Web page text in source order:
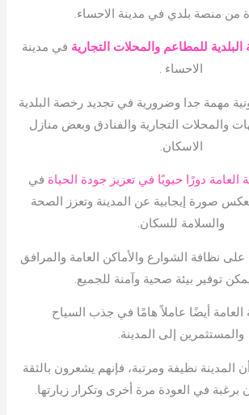
من منصة بلدي في مدينة الاحساء.
للمطاعم والمحلات التجارية في مدينة
الاحساء .
مهمة جدا وضرورية في تجديد رخصة البلدية
والمحلات التجارية والفنادق وبعض منازل
الاسكان.
العامة دورًا حيويًا في تعزيز جودة الحياة في
صورة إيجابية عن المدينة وتعزز الصحة
والسلامة للسكان.
نظافة الشوارع والأماكن العامة والمرافق
توفير بيئة صحية وآمنة للجميع.
العامة أيضًا عاملاً هامًا في جذب السياح
والمستثمرين إلى المدينة.
المدينة نظيفة ومرتبة، فإنهم يشعرون بالثقة
برغبة في العودة مرة أخرى وتكرار زيارتها.